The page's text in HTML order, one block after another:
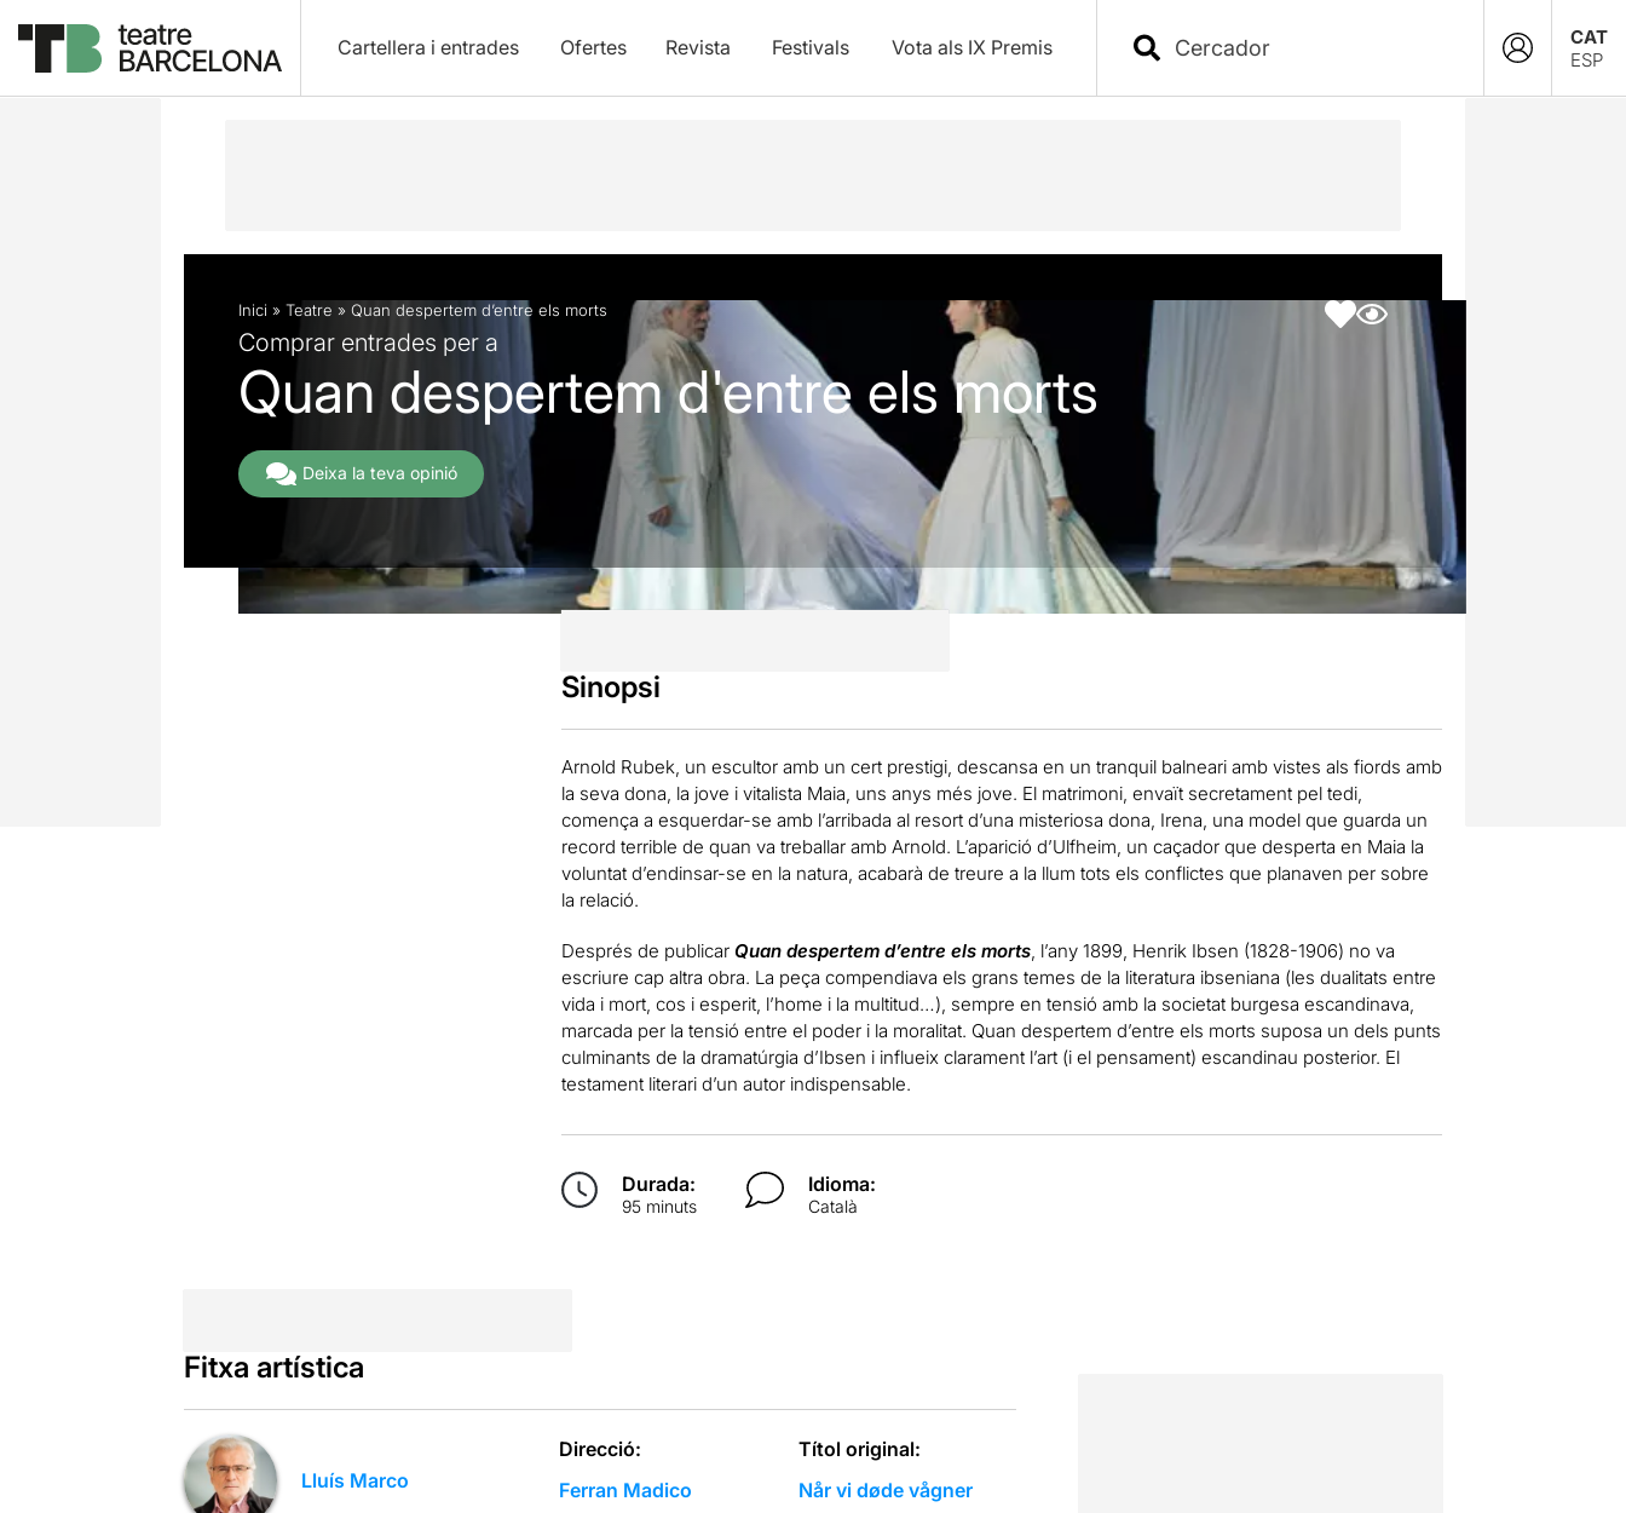
Cartellera i entrades Ofertes Revista Festivals Vota als IX Premis
CAT
ESP
Descripció Fitxa artística Fotos i vídeos
Inici » Teatre » Quan despertem d’entre els morts
Comprar entrades per a
Quan despertem d'entre els morts
Deixa la teva opinió
Sinopsi
Arnold Rubek, un escultor amb un cert prestigi, descansa en un tranquil balneari amb vistes als fiords amb
la seva dona, la jove i vitalista Maia, uns anys més jove. El matrimoni, envaït secretament pel tedi,
comença a esquerdar-se amb l’arribada al resort d’una misteriosa dona, Irena, una model que guarda un
record terrible de quan va treballar amb Arnold. L’aparició d’Ulfheim, un caçador que desperta en Maia la
voluntat d’endinsar-se en la natura, acabarà de treure a la llum tots els conflictes que planaven per sobre
la relació.
Després de publicar Quan despertem d’entre els morts, l’any 1899, Henrik Ibsen (1828-1906) no va
escriure cap altra obra. La peça compendiava els grans temes de la literatura ibseniana (les dualitats entre
vida i mort, cos i esperit, l’home i la multitud…), sempre en tensió amb la societat burgesa escandinava,
marcada per la tensió entre el poder i la moralitat. Quan despertem d’entre els morts suposa un dels punts
culminants de la dramatúrgia d’Ibsen i influeix clarament l’art (i el pensament) escandinau posterior. El
testament literari d’un autor indispensable.
Durada:
95 minuts
Idioma:
Català
Fitxa artística
Lluís Marco
Direcció:
Ferran Madico
Títol original:
Når vi døde vågner